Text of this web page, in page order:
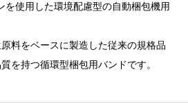
を使用した環境配慮型の自動梱包機用
料をベースに製造した従来の規格品
を持つ循環型梱包用バンドです。